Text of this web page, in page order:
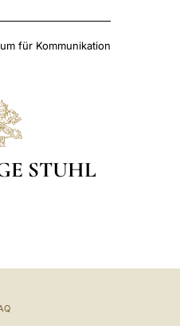
für Kommunikation
STUHL